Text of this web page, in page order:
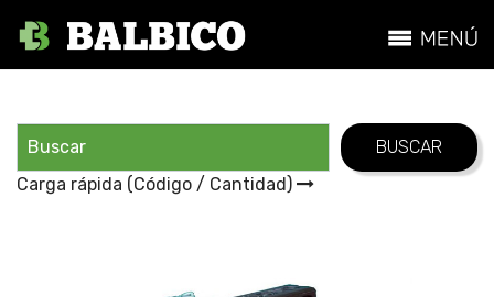
Carga rápida (Código / Cantidad)